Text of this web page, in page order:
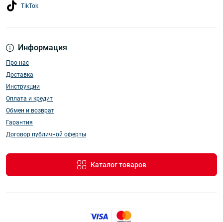
Информация
Про нас
Доставка
Инструкции
Оплата и кредит
Обмен и возврат
Гарантия
Договор публичной оферты
Каталог товаров
TikTok